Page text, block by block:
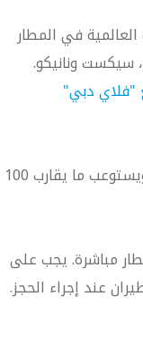
في المطار
سيكست ونانيكو.
"فلاي دبي"
يتوفر مواقف للسيارات للفترات القصيرة ويستوعب ما يقارب 100
مباشرة. يجب على
عند إجراء الحجز.